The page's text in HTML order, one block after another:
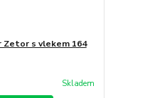
s vlekem 164
Skladem